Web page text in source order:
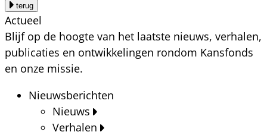
terug
Actueel
Blijf op de hoogte van het laatste nieuws, verhalen,
publicaties en ontwikkelingen rondom Kansfonds
en onze missie.
Nieuwsberichten
Nieuws
Verhalen